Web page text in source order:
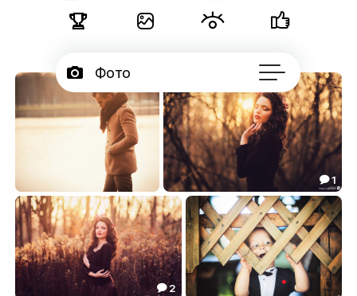
   
 Фото
 Портфолио50
Подписчики
Об авторе
...
***
5.13
***
 6.55
 1
 2